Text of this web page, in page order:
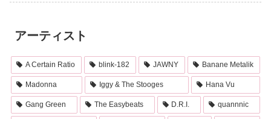
アーティスト
A Certain Ratio blink-182 JAWNY Banane Metalik
Madonna Iggy & The Stooges Hana Vu
Gang Green The Easybeats D.R.I. quannnic